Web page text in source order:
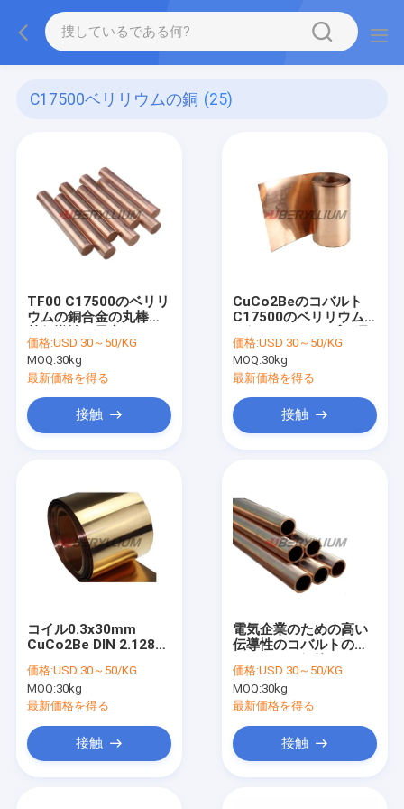
C17500ベリリウムの銅 (25)
TF00 C17500のベリリ
ウムの銅合金の丸棒の
価格:USD 30～50/KG
MOQ:30kg
最新価格を得る
接触
CuCo2Beのコバルト
C17500のベリリウム
度200-280HV
価格:USD 30～50/KG
MOQ:30kg
最新価格を得る
接触
コイル0.3x30mm
CuCo2Be DIN 2.1285
リウムの銅のストリッ
プは老化した
価格:USD 30～50/KG
MOQ:30kg
最新価格を得る
接触
電気企業のための高い
伝導性のコバルトのベ
C17500 CuCo2Be
価格:USD 30～50/KG
MOQ:30kg
最新価格を得る
接触